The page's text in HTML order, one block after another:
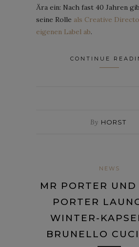
Ära ein: Nach fast 40 Jahren
seine Rolle als Creative
eigenen Label ab.
CONTINUE
By HORST
NEWS
MR PORTER
PORTER
WINTER-
BRUNELLO